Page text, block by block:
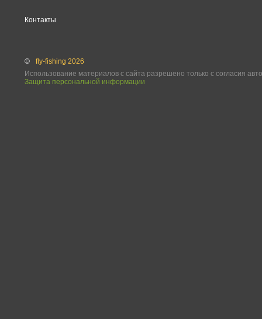
Контакты
©
fly-fishing 2026
Использование материалов с сайта разрешено только с согласия
Защита персональной информации